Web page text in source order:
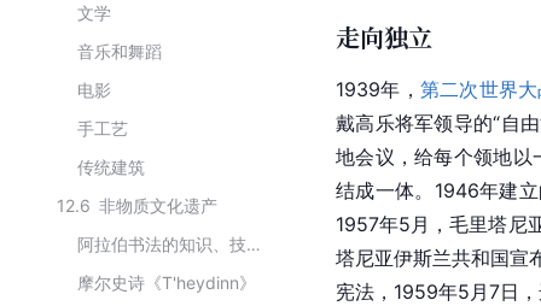
文学
音乐和舞蹈
电影
手工艺
传统建筑
12.6 非物质文化遗产
阿拉伯书法的知识、技能和实践
摩尔史诗《T'heydinn》
走向独立
1939年， 第二次世界
戴高乐将军领导的“自
地会议，给每个领地以
结成一体。1946年建
1957年5月，毛里塔尼
塔尼亚伊斯兰共和国宣
宪法，1959年5月7日